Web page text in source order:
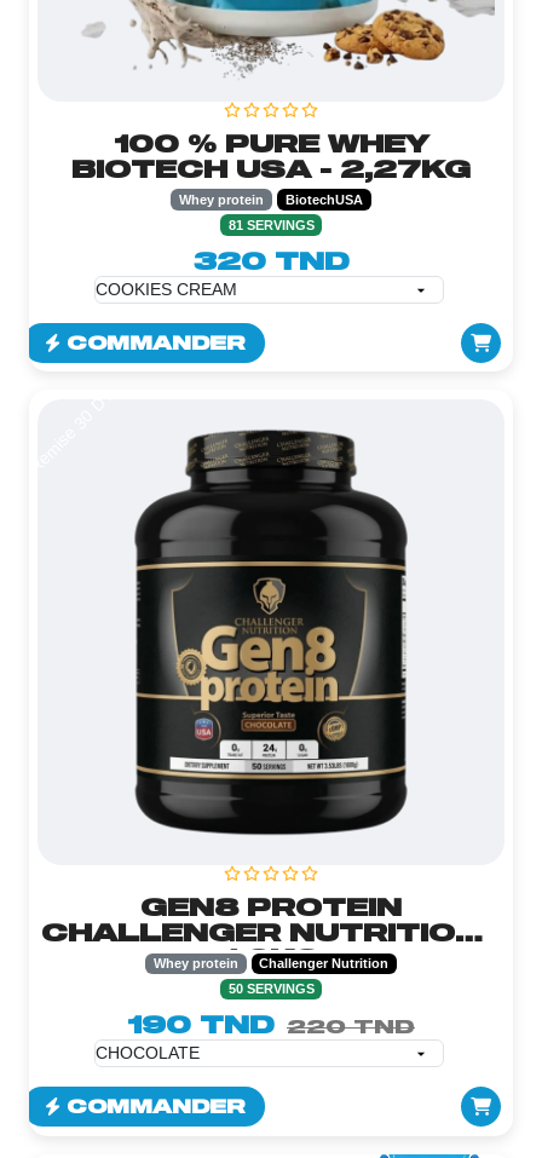
100 % PURE WHEY
BIOTECH USA - 2,27KG
Whey protein
BiotechUSA
81 SERVINGS
320 TND
COMMANDER
GEN8 PROTEIN
CHALLENGER NUTRITION -
1.6KG
Whey protein
Challenger Nutrition
50 SERVINGS
190 TND 220 TND
COMMANDER